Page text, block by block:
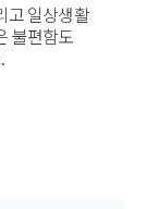
고 일상생활
불편함도